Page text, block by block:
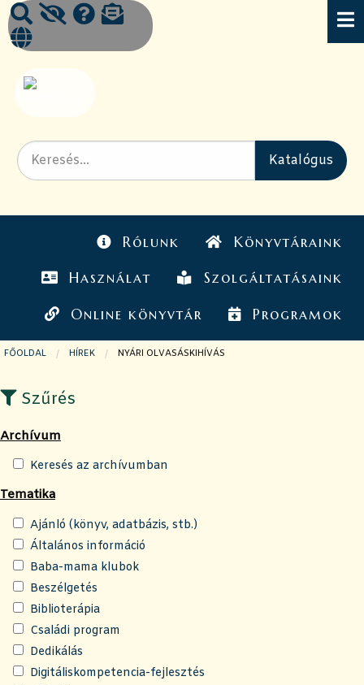
Rólunk Könyvtáraink
Használat Szolgáltatásaink
Online könyvtár Programok
FŐOLDAL HÍREK JELENLEGI OLDAL:
NYÁRI OLVASÁSKIHÍVÁS
Szűrés
Archívum
Keresés az archívumban
Tematika
Ajánló (könyv, adatbázis, stb.)
Általános információ
Baba-mama klubok
Beszélgetés
Biblioterápia
Családi program
Dedikálás
Digitáliskompetencia-fejlesztés